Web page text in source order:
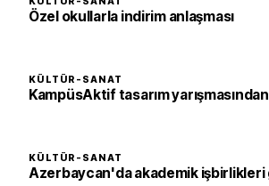
Özel okullarla indirim anlaşması
KÜLTÜR-SANAT
KampüsAktif tasarım
KÜLTÜR-SANAT
Azerbaycan'da akademik